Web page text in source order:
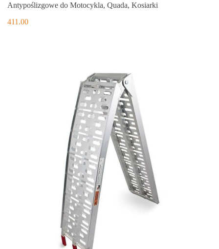
Antypoślizgowe do Motocykla, Quada, Kosiarki
411.00